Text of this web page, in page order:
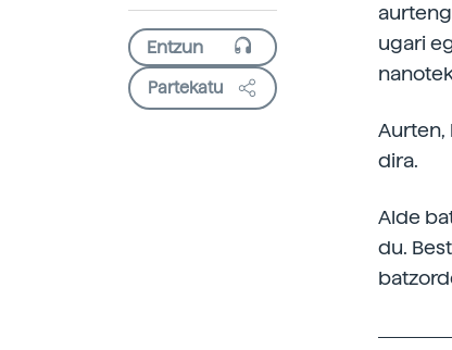
Partekatu
ugari
Aurten,
dira.
Alde
du.